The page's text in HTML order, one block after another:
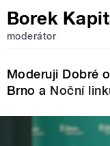
Borek
moderátor
Moderuji Dobré
Brno a Noční